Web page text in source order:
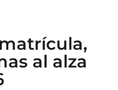
al alza